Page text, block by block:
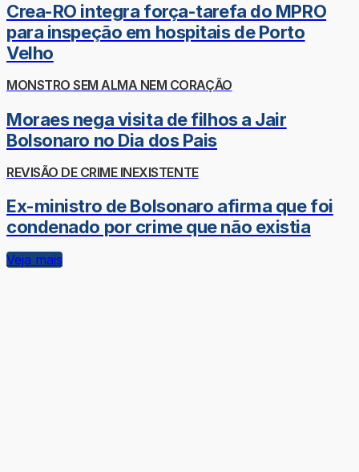
Crea-RO integra força-tarefa do MPRO
para inspeção em hospitais de Porto
Velho
MONSTRO SEM ALMA NEM CORAÇÃO
Moraes nega visita de filhos a Jair
Bolsonaro no Dia dos Pais
REVISÃO DE CRIME INEXISTENTE
Ex-ministro de Bolsonaro afirma que foi
condenado por crime que não existia
Veja mais